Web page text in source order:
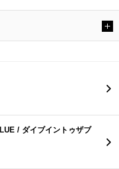
/ ダイブイントゥザブ